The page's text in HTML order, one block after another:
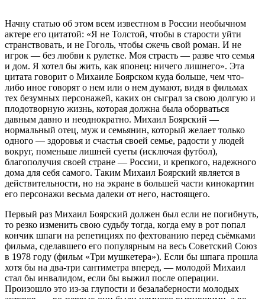
Начну статью об этом всем известном в России необычном
актере его цитатой: «Я не Толстой, чтобы в старости уйти
странствовать, и не Гоголь, чтобы сжечь свой роман. И не
игрок — без любви к рулетке. Моя страсть — разве что семья
и дом. Я хотел бы жить, как японец: ничего лишнего». Эта
цитата говорит о Михаиле Боярском куда больше, чем что-
либо иное говорят о нем или о нем думают, видя в фильмах
тех безумных персонажей, каких он сыграл за свою долгую и
плодотворную жизнь, которая должна была оборваться
давным давно и неоднократно. Михаил Боярский —
нормальный отец, муж и семьянин, который желает только
одного — здоровья и счастья своей семье, радости у людей
вокруг, поменьше лишней суеты (исключая футбол),
благополучия своей стране — России, и крепкого, надежного
дома для себя самого. Таким Михаил Боярский является в
действительности, но на экране в большей части кинокартин
его персонажи весьма далеки от него, настоящего.
Первый раз Михаил Боярский должен был если не погибнуть,
то резко изменить свою судьбу тогда, когда ему в рот попал
кончик шпаги на репетициях по фехтованию перед съёмками
фильма, сделавшего его популярным на весь Советский Союз
в 1978 году (фильм «Три мушкетера»). Если бы шпага прошла
хотя бы на два-три сантиметра вперед, — молодой Михаил
стал бы инвалидом, если бы выжил после операции.
Произошло это из-за глупости и безалаберности молодых